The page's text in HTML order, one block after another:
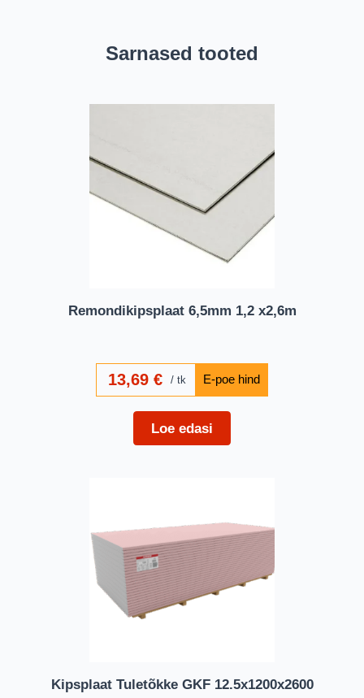
Sarnased tooted
Remondikipsplaat 6,5mm 1,2 x2,6m
13,69 € tk
Loe edasi
Kipsplaat Tuletõkke GKF 12.5x1200x2600